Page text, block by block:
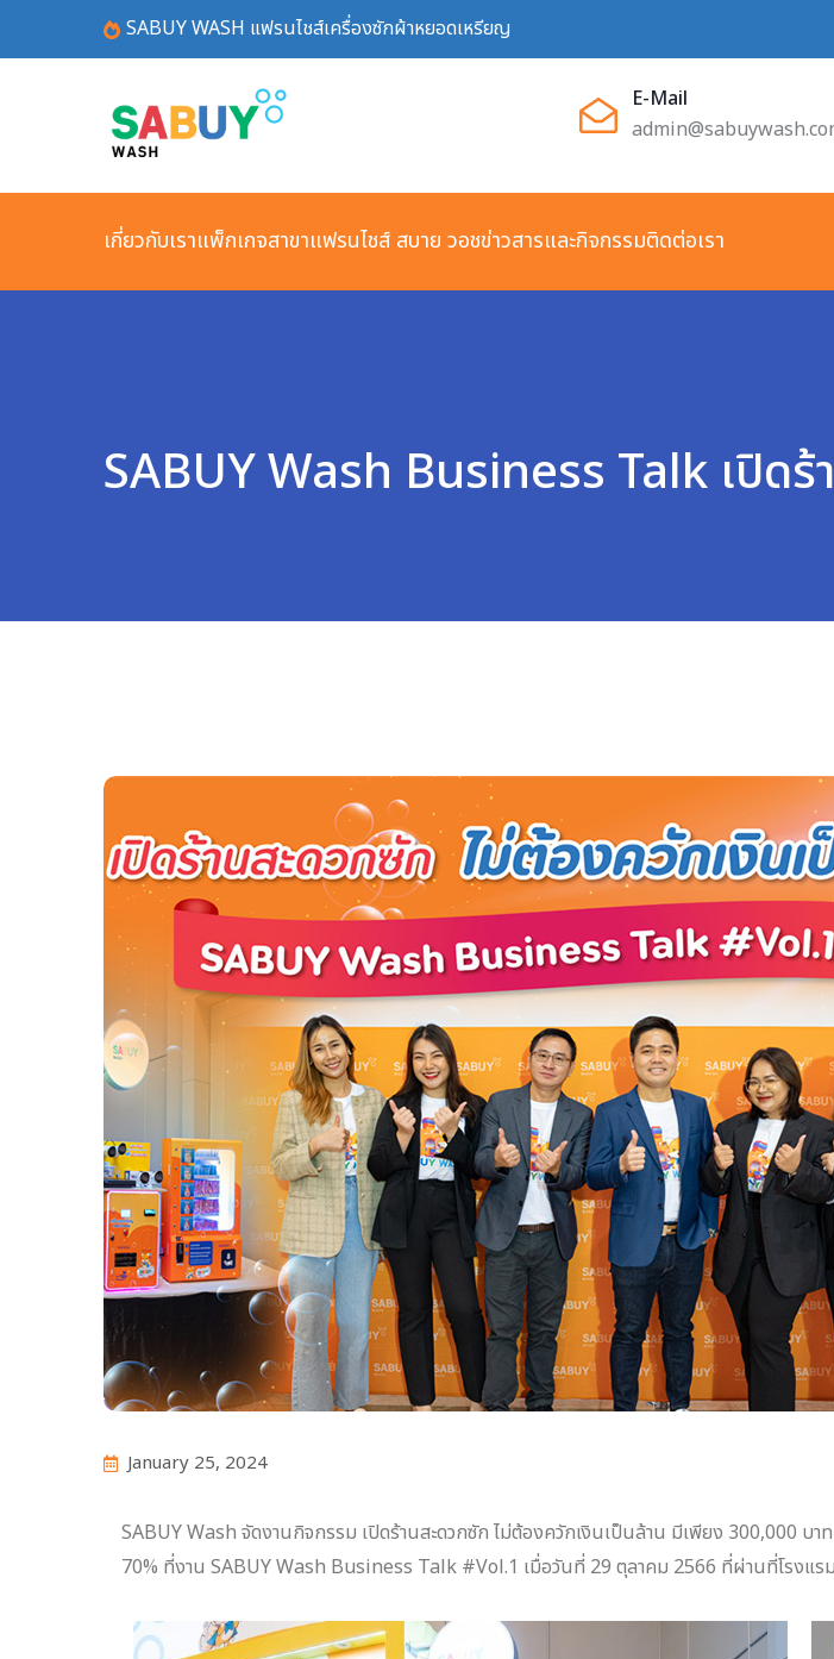
SABUY WASH แฟรนไชส์เครื่องซักผ้าหยอดเหรียญ
E-Mail
เกี่ยวกับเราแพ็กเกจสาขาแฟรนไชส์ สบาย วอชข่าวสารและกิจกรรมติดต่อเรา
SABUY Wash Business Talk เปิด
January 25, 2024
SABUY Wash จัดงานกิจกรรม เปิดร้านสะดวกซัก ไม่ต้องควักเงินเป็นล้าน มีเพียง 300,000 บ
70% ที่งาน SABUY Wash Business Talk #Vol.1 เมื่อวันที่ 29 ตุลาคม 2566 ที่ผ่านที่โรงแร